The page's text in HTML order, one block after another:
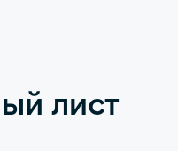
лист